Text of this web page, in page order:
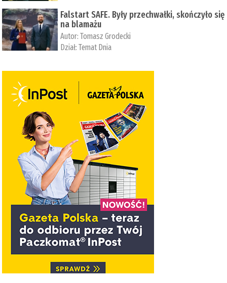
Falstart SAFE. Były przechwałki, skończyło się
na blamażu
Autor:Tomasz Grodecki
Dział:Temat Dnia